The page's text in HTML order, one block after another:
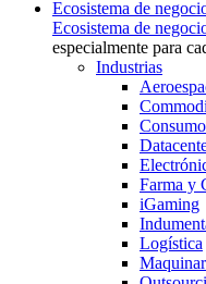
Ecosistema de
Ecosistema de
especialmente para
Industrias
Farma y
iGaming
Logística